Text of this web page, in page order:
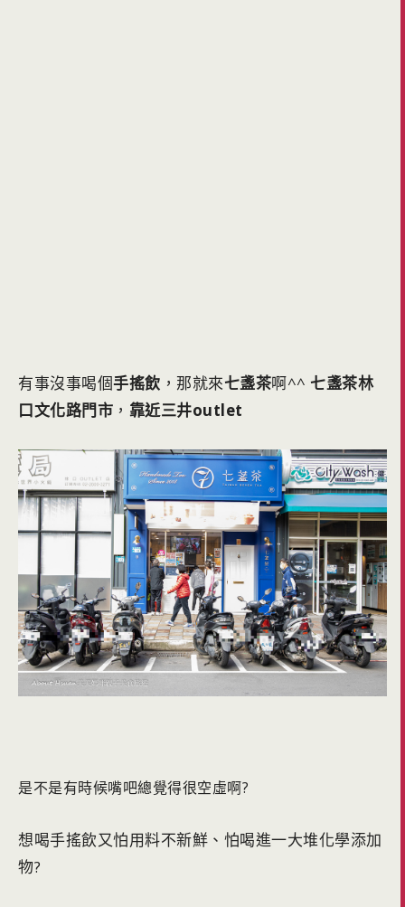
有事沒事喝個手搖飲 ，那就來七盞茶啊^^ 七盞茶林
口文化路門市 ， 靠近三井outlet
是不是有時候嘴吧總覺得很空虛啊?
想喝手搖飲又怕用料不新鮮、怕喝進一大堆化學添加
物?